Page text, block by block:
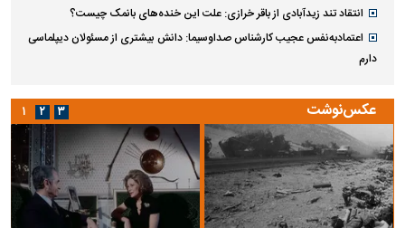
انتقاد تند زیدآبادی از باقر خرازی: علت این خنده‌های بانمک چیست؟
اعتمادبه‌نفس عجیب کارشناس صداوسیما: دانش بیشتری از مسئولان دیپلماسی
دارم
عکس‌نوشت ۱ ۲ ۳